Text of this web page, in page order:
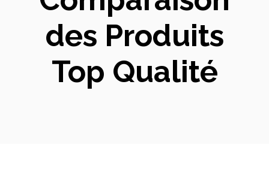
des Produits
Top Qualité